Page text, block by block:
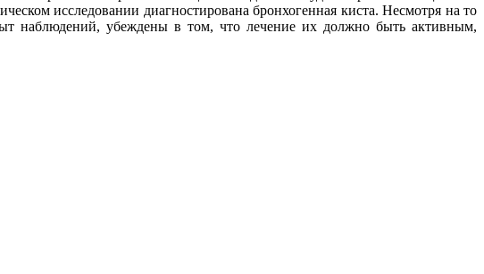
исследовании диагностирована бронхогенная киста. Несмотря на то
наблюдений, убеждены в том, что лечение их должно быть активным,